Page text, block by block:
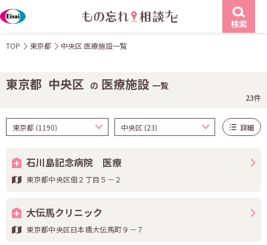
検索
TOP 東京都 中央区 医療施設一覧
東京都 中央区 の 医療施設 一覧
23件
詳細
石川島記念病院 医療
東京都中央区佃２丁目５－２
大伝馬クリニック
東京都中央区日本橋大伝馬町９－７